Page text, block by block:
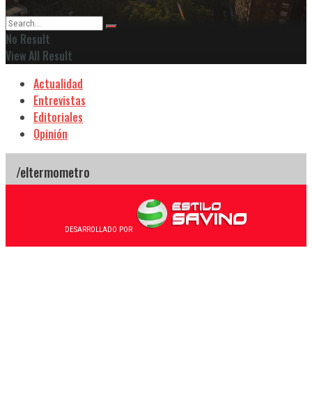
No Result
View All Result
Actualidad
Entrevistas
Editoriales
Opinión
DESARROLLADO POR